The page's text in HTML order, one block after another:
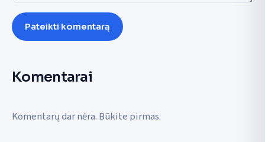
Pateikti komentarą
Komentarai
Komentarų dar nėra. Būkite pirmas.